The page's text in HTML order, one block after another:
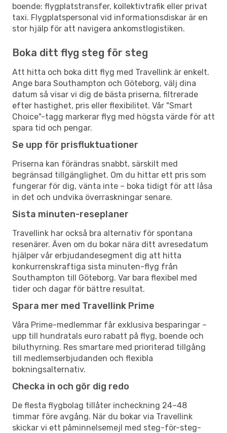
boende: flygplatstransfer, kollektivtrafik eller privat
taxi. Flygplatspersonal vid informationsdiskar är en
stor hjälp för att navigera ankomstlogistiken.
Boka ditt flyg steg för steg
Att hitta och boka ditt flyg med Travellink är enkelt.
Ange bara Southampton och Göteborg, välj dina
datum så visar vi dig de bästa priserna, filtrerade
efter hastighet, pris eller flexibilitet. Vår "Smart
Choice"-tagg markerar flyg med högsta värde för att
spara tid och pengar.
Se upp för prisfluktuationer
Priserna kan förändras snabbt, särskilt med
begränsad tillgänglighet. Om du hittar ett pris som
fungerar för dig, vänta inte – boka tidigt för att låsa
in det och undvika överraskningar senare.
Sista minuten-reseplaner
Travellink har också bra alternativ för spontana
resenärer. Även om du bokar nära ditt avresedatum
hjälper vår erbjudandesegment dig att hitta
konkurrenskraftiga sista minuten-flyg från
Southampton till Göteborg. Var bara flexibel med
tider och dagar för bättre resultat.
Spara mer med Travellink Prime
Våra Prime-medlemmar får exklusiva besparingar –
upp till hundratals euro rabatt på flyg, boende och
biluthyrning. Res smartare med prioriterad tillgång
till medlemserbjudanden och flexibla
bokningsalternativ.
Checka in och gör dig redo
De flesta flygbolag tillåter incheckning 24–48
timmar före avgång. När du bokar via Travellink
skickar vi ett påminnelsemejl med steg-för-steg-